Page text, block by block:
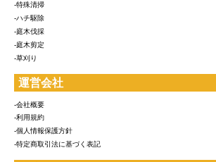
-特殊清掃
-ハチ駆除
-庭木伐採
-庭木剪定
-草刈り
運営会社
-会社概要
-利用規約
-個人情報保護方針
-特定商取引法に基づく表記